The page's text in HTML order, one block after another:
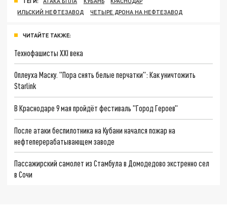
ИЛЬСКИЙ НЕФТЕЗАВОД
ЧЕТЫРЕ ДРОНА НА НЕФТЕЗАВОД
ЧИТАЙТЕ ТАКЖЕ:
Технофашисты XXI века
Оплеуха Маску. "Пора снять белые перчатки": Как уничтожить
Starlink
В Краснодаре 9 мая пройдёт фестиваль "Город Героев"
После атаки беспилотника на Кубани начался пожар на
нефтеперерабатывающем заводе
Пассажирский самолет из Стамбула в Домодедово экстренно сел
в Сочи